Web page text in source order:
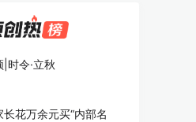
时令·立秋
花万余元买“内部名